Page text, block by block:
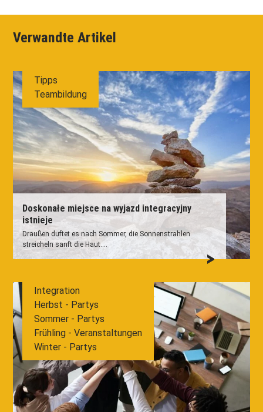
Verwandte Artikel
Doskonałe miejsce na wyjazd integracyjny
istnieje
Draußen duftet es nach Sommer, die Sonnenstrahlen
streicheln sanft die Haut....
Tipps
Teambildung
Integration
Herbst - Partys
Sommer - Partys
Frühling - Veranstaltungen
Winter - Partys